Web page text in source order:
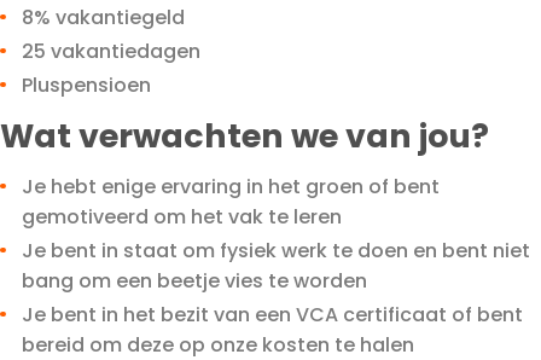
8% vakantiegeld
25 vakantiedagen
Pluspensioen
Wat verwachten we van jou?
Je hebt enige ervaring in het groen of bent
gemotiveerd om het vak te leren
Je bent in staat om fysiek werk te doen en bent niet
bang om een beetje vies te worden
Je bent in het bezit van een VCA certificaat of bent
bereid om deze op onze kosten te halen